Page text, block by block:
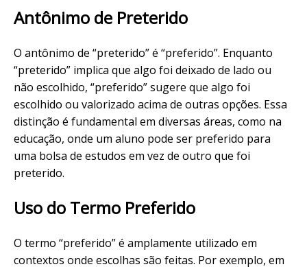
Antônimo de Preterido
O antônimo de “preterido” é “preferido”. Enquanto
“preterido” implica que algo foi deixado de lado ou
não escolhido, “preferido” sugere que algo foi
escolhido ou valorizado acima de outras opções. Essa
distinção é fundamental em diversas áreas, como na
educação, onde um aluno pode ser preferido para
uma bolsa de estudos em vez de outro que foi
preterido.
Uso do Termo Preferido
O termo “preferido” é amplamente utilizado em
contextos onde escolhas são feitas. Por exemplo, em